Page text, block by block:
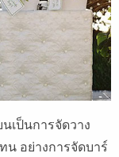
เป็นการจัดวาง
น อย่างการจัดบาร์